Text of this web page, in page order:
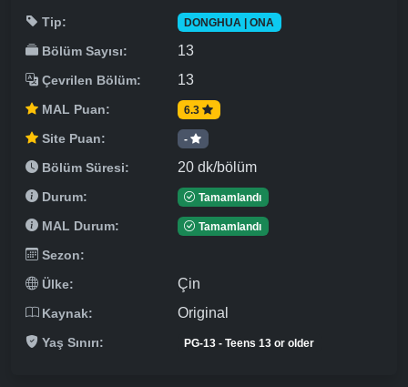
Tip: DONGHUA | ONA
Bölüm Sayısı: 13
Çevrilen Bölüm: 13
MAL Puan: 6.3
Site Puan: -
Bölüm Süresi: 20 dk/bölüm
Durum: Tamamlandı
MAL Durum: Tamamlandı
Sezon:
Ülke:
Çin
Kaynak: Original
Yaş Sınırı: PG-13 - Teens 13 or older